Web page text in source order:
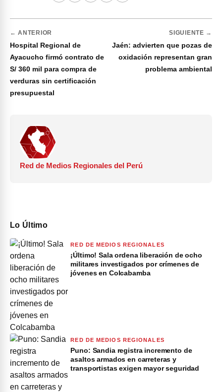
← ANTERIOR
Hospital Regional de
Ayacucho firmó contrato de
S/ 360 mil para compra de
verduras sin certificación
presupuestal
SIGUIENTE →
Jaén: advierten que pozas de
oxidación representan gran
problema ambiental
Red de Medios Regionales del Perú
Lo Último
RED DE MEDIOS REGIONALES
¡Último! Sala ordena liberación de ocho
militares investigados por crímenes de
jóvenes en Colcabamba
RED DE MEDIOS REGIONALES
Puno: Sandia registra incremento de
asaltos armados en carreteras y
transportistas exigen mayor seguridad